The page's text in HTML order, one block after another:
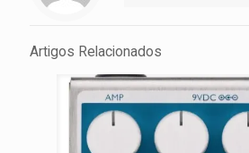
Artigos Relacionados